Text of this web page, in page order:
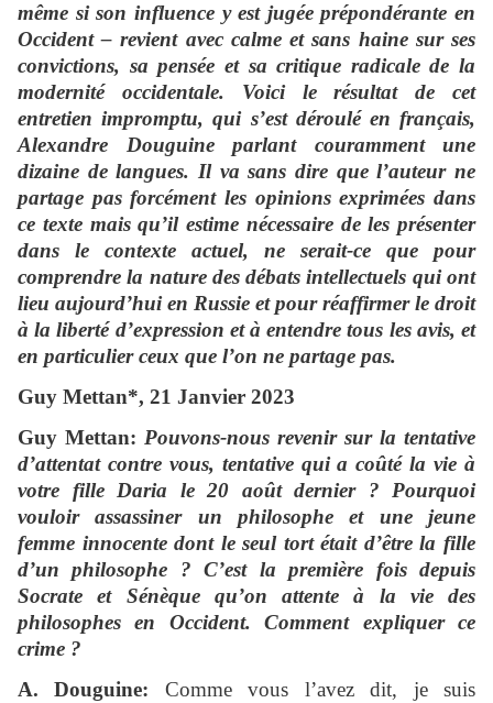
même si son influence y est jugée prépondérante en
Occident – revient avec calme et sans haine sur ses
convictions, sa pensée et sa critique radicale de la
modernité occidentale. Voici le résultat de cet
entretien impromptu, qui s’est déroulé en français,
Alexandre Douguine parlant couramment une
dizaine de langues. Il va sans dire que l’auteur ne
partage pas forcément les opinions exprimées dans
ce texte mais qu’il estime nécessaire de les présenter
dans le contexte actuel, ne serait-ce que pour
comprendre la nature des débats intellectuels qui ont
lieu aujourd’hui en Russie et pour réaffirmer le droit
à la liberté d’expression et à entendre tous les avis, et
en particulier ceux que l’on ne partage pas.
Guy Mettan*, 21 Janvier 2023
Guy Mettan: Pouvons-nous revenir sur la tentative
d’attentat contre vous, tentative qui a coûté la vie à
votre fille Daria le 20 août dernier ? Pourquoi
vouloir assassiner un philosophe et une jeune
femme innocente dont le seul tort était d’être la fille
d’un philosophe ? C’est la première fois depuis
Socrate et Sénèque qu’on attente à la vie des
philosophes en Occident. Comment expliquer ce
crime ?
A. Douguine: Comme vous l’avez dit, je suis